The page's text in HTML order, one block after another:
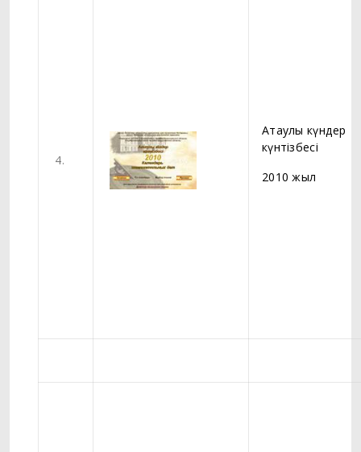
4.
Атаулы күндер
күнтізбесі
2010 жыл